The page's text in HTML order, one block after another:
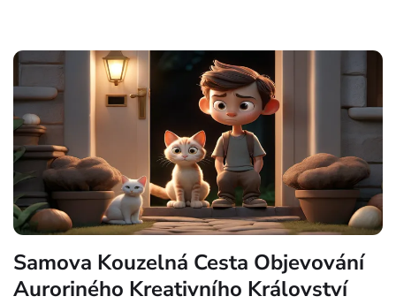
Samova Kouzelná Cesta Objevování
Auroriného Kreativního Království